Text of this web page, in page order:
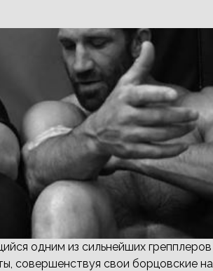
одним из сильнейших грепплеров
совершенствуя свои борцовские